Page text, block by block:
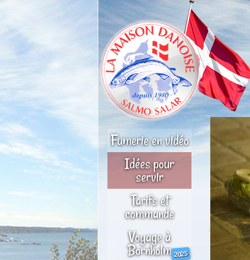
Fumerie en vidéo
Idées pour
servir
Tarifs et
commande
Voyage à
Bornholm 2025